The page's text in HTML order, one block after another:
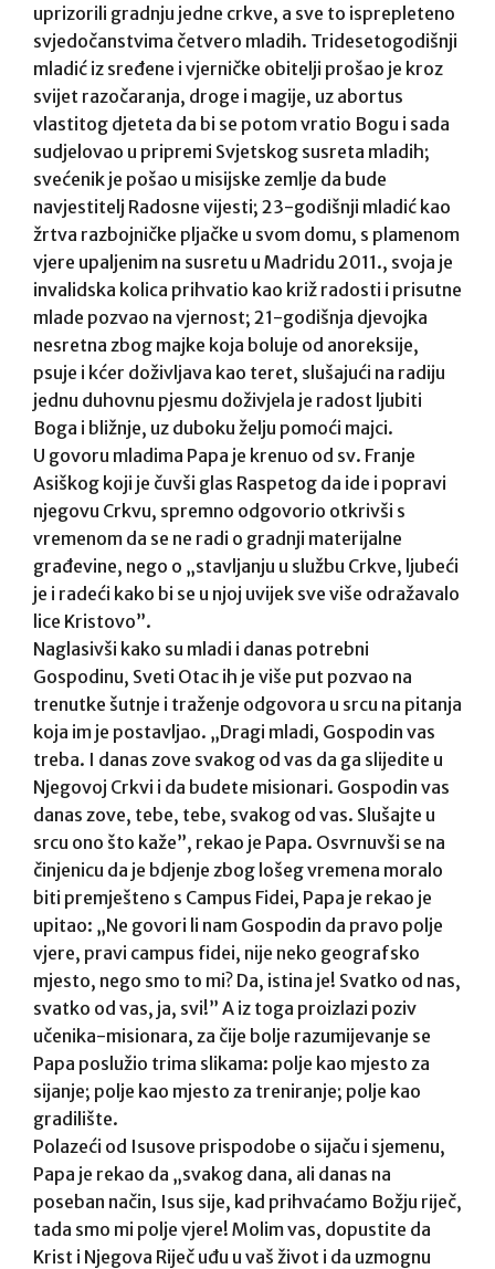
uprizorili gradnju jedne crkve, a sve to isprepleteno
svjedočanstvima četvero mladih. Tridesetogodišnji
mladić iz sređene i vjerničke obitelji prošao je kroz
svijet razočaranja, droge i magije, uz abortus
vlastitog djeteta da bi se potom vratio Bogu i sada
sudjelovao u pripremi Svjetskog susreta mladih;
svećenik je pošao u misijske zemlje da bude
navjestitelj Radosne vijesti; 23-godišnji mladić kao
žrtva razbojničke pljačke u svom domu, s plamenom
vjere upaljenim na susretu u Madridu 2011., svoja je
invalidska kolica prihvatio kao križ radosti i prisutne
mlade pozvao na vjernost; 21-godišnja djevojka
nesretna zbog majke koja boluje od anoreksije,
psuje i kćer doživljava kao teret, slušajući na radiju
jednu duhovnu pjesmu doživjela je radost ljubiti
Boga i bližnje, uz duboku želju pomoći majci.
U govoru mladima Papa je krenuo od sv. Franje
Asiškog koji je čuvši glas Raspetog da ide i popravi
njegovu Crkvu, spremno odgovorio otkrivši s
vremenom da se ne radi o gradnji materijalne
građevine, nego o „stavljanju u službu Crkve, ljubeći
je i radeći kako bi se u njoj uvijek sve više odražavalo
lice Kristovo”.
Naglasivši kako su mladi i danas potrebni
Gospodinu, Sveti Otac ih je više put pozvao na
trenutke šutnje i traženje odgovora u srcu na pitanja
koja im je postavljao. „Dragi mladi, Gospodin vas
treba. I danas zove svakog od vas da ga slijedite u
Njegovoj Crkvi i da budete misionari. Gospodin vas
danas zove, tebe, tebe, svakog od vas. Slušajte u
srcu ono što kaže”, rekao je Papa. Osvrnuvši se na
činjenicu da je bdjenje zbog lošeg vremena moralo
biti premješteno s Campus Fidei, Papa je rekao je
upitao: „Ne govori li nam Gospodin da pravo polje
vjere, pravi campus fidei, nije neko geografsko
mjesto, nego smo to mi? Da, istina je! Svatko od nas,
svatko od vas, ja, svi!” A iz toga proizlazi poziv
učenika-misionara, za čije bolje razumijevanje se
Papa poslužio trima slikama: polje kao mjesto za
sijanje; polje kao mjesto za treniranje; polje kao
gradilište.
Polazeći od Isusove prispodobe o sijaču i sjemenu,
Papa je rekao da „svakog dana, ali danas na
poseban način, Isus sije, kad prihvaćamo Božju riječ,
tada smo mi polje vjere! Molim vas, dopustite da
Krist i Njegova Riječ uđu u vaš život i da uzmognu